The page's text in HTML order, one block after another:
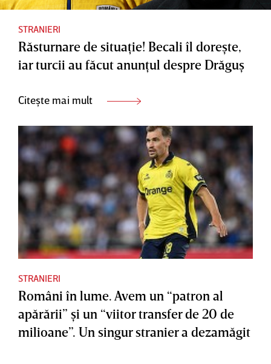
STRANIERI
Răsturnare de situaţie! Becali îl doreşte,
iar turcii au făcut anunţul despre Drăguş
Citește mai mult
STRANIERI
Români în lume. Avem un “patron al
apărării” şi un “viitor transfer de 20 de
milioane”. Un singur stranier a dezamăgit